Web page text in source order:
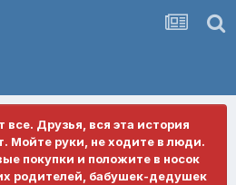
все. Друзья, вся эта история
Мойте руки, не ходите в люди.
покупки и положите в носок
родителей, бабушек-дедушек